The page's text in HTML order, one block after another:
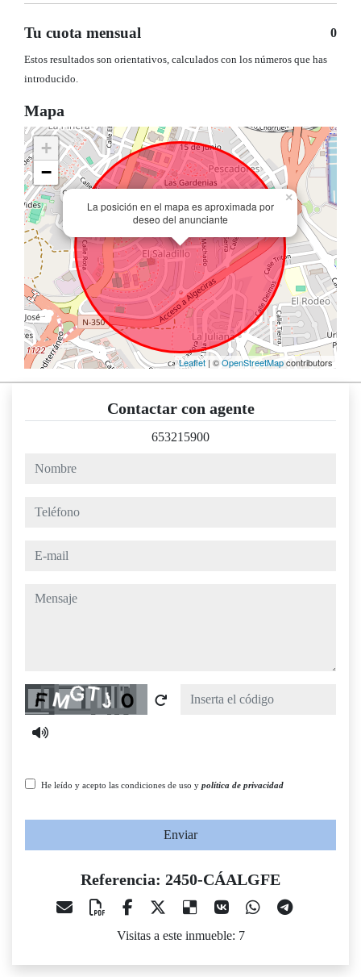
Tu cuota mensual 0
Estos resultados son orientativos, calculados con los números que has
introducido.
Mapa
La posición en el mapa es aproximada por
deseo del anunciante
×
+
−
Leaflet | ©OpenStreetMapcontributors
Contactar con agente
653215900
nombre
teléfono
e-mail
mensaje
Captcha
He leído y acepto las condiciones de uso y política de privacidad
Enviar
Referencia: 2450-CÁALGFE
Visitas a este inmueble: 7